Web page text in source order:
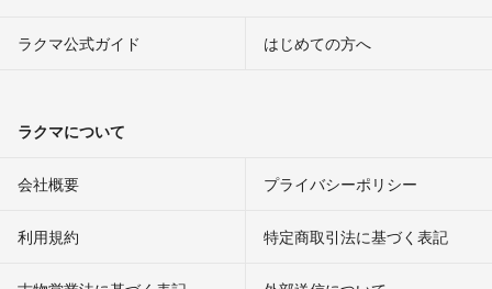
ラクマ公式ガイド はじめての方へ
ラクマについて
会社概要 プライバシーポリシー
利用規約 特定商取引法に基づく表記